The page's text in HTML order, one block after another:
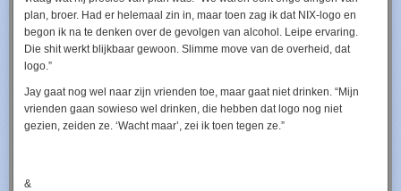
plan, broer. Had er helemaal zin in, maar toen zag ik dat NIX-logo en
begon ik na te denken over de gevolgen van alcohol. Leipe ervaring.
Die shit werkt blijkbaar gewoon. Slimme move van de overheid, dat
logo.”
Jay gaat nog wel naar zijn vrienden toe, maar gaat niet drinken. “Mijn
vrienden gaan sowieso wel drinken, die hebben dat logo nog niet
gezien, zeiden ze. ‘Wacht maar’, zei ik toen tegen ze.”
&